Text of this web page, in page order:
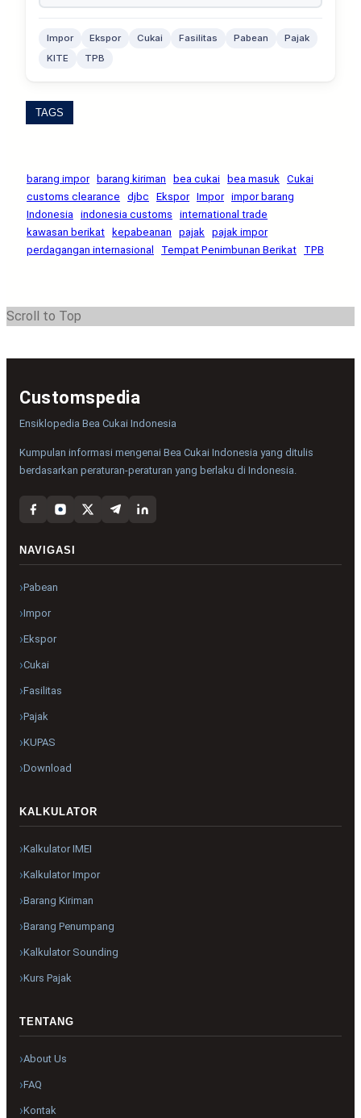
Impor Ekspor Cukai Fasilitas Pabean
Pajak
KITE
TPB
TAGS
barang impor barang kiriman bea cukai bea masuk
Cukai
customs clearance
djbc Ekspor Impor impor barang
Indonesia
indonesia customs
international trade
kawasan berikat
kepabeanan pajak
pajak impor
perdagangan internasional
Tempat Penimbunan Berikat TPB
Scroll to Top
Customspedia
Ensiklopedia Bea Cukai Indonesia
Kumpulan informasi mengenai Bea Cukai Indonesia yang ditulis
berdasarkan peraturan-peraturan yang berlaku di Indonesia.
NAVIGASI
Pabean
Impor
Ekspor
Cukai
Fasilitas
Pajak
KUPAS
Download
KALKULATOR
Kalkulator IMEI
Kalkulator Impor
Barang Kiriman
Barang Penumpang
Kalkulator Sounding
Kurs Pajak
TENTANG
About Us
FAQ
Kontak